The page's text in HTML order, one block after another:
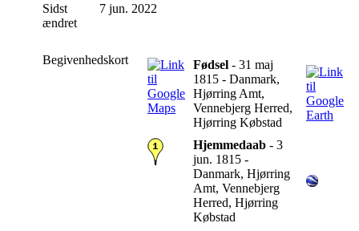
Sidst
ændret
7 jun. 2022
Begivenhedskort Fødsel - 31 maj
1815 - Danmark,
Hjørring Amt,
Vennebjerg Herred,
Hjørring Købstad
Hjemmedaab - 3
jun. 1815 -
Danmark, Hjørring
Amt, Vennebjerg
Herred, Hjørring
Købstad